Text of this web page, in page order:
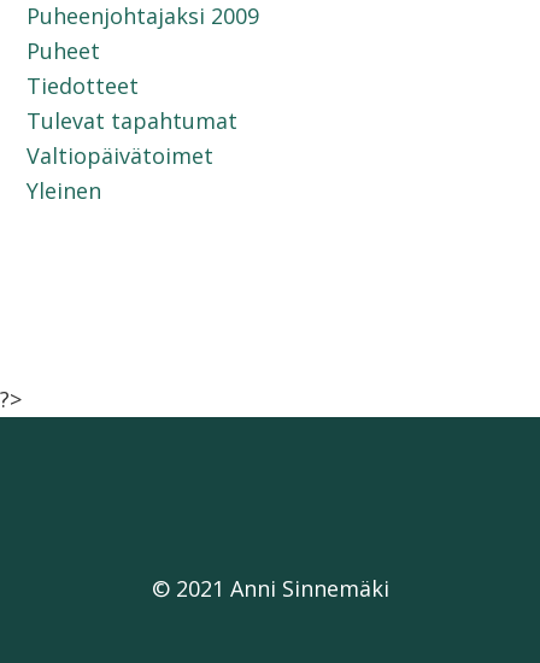
Puheenjohtajaksi 2009
Puheet
Tiedotteet
Tulevat tapahtumat
Valtiopäivätoimet
Yleinen
?>
© 2021 Anni Sinnemäki